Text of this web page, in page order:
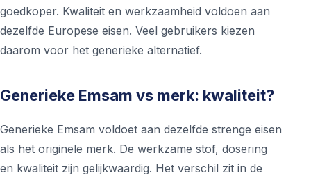
goedkoper. Kwaliteit en werkzaamheid voldoen aan
dezelfde Europese eisen. Veel gebruikers kiezen
daarom voor het generieke alternatief.
Generieke Emsam vs merk: kwaliteit?
Generieke Emsam voldoet aan dezelfde strenge eisen
als het originele merk. De werkzame stof, dosering
en kwaliteit zijn gelijkwaardig. Het verschil zit in de